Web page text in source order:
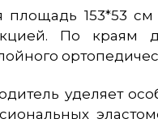
площадь 153*53
По краям
уделяет